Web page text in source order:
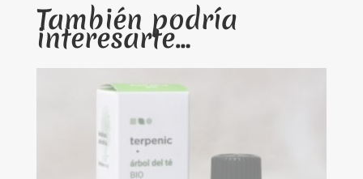
También podría
interesarte…